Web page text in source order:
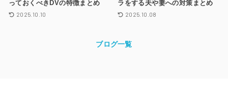
っておくべきDVの特徴まとめ
2025.10.10
ラをする夫や妻への対策まとめ
2025.10.08
ブログ一覧